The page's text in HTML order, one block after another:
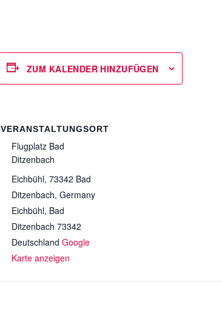
ZUM KALENDER HINZUFÜGEN
VERANSTALTUNGSORT
Flugplatz Bad
Ditzenbach
Eichbühl, 73342 Bad
Ditzenbach, Germany
Eichbühl, Bad
Ditzenbach 73342
Deutschland Google
Karte anzeigen